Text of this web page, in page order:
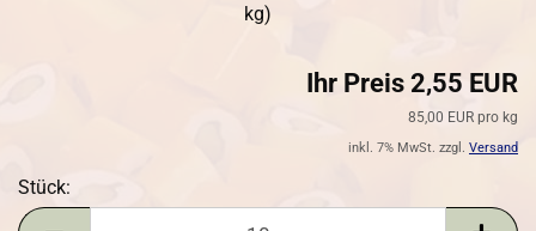
kg)
Ihr Preis 2,55 EUR
85,00 EUR pro kg
inkl. 7% MwSt. zzgl. Versand
Stück:
Stück